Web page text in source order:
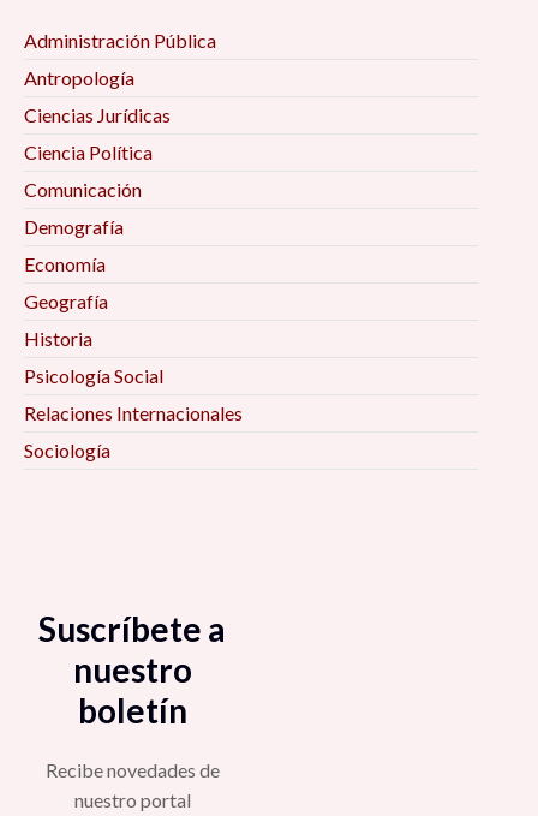
Administración Pública
Antropología
Ciencias Jurídicas
Ciencia Política
Comunicación
Demografía
Economía
Geografía
Historia
Psicología Social
Relaciones Internacionales
Sociología
Suscríbete a
nuestro
boletín
Recibe novedades de
nuestro portal